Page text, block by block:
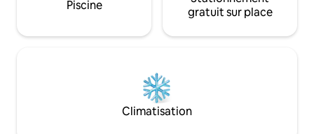
Piscine
gratuit sur place
Climatisation